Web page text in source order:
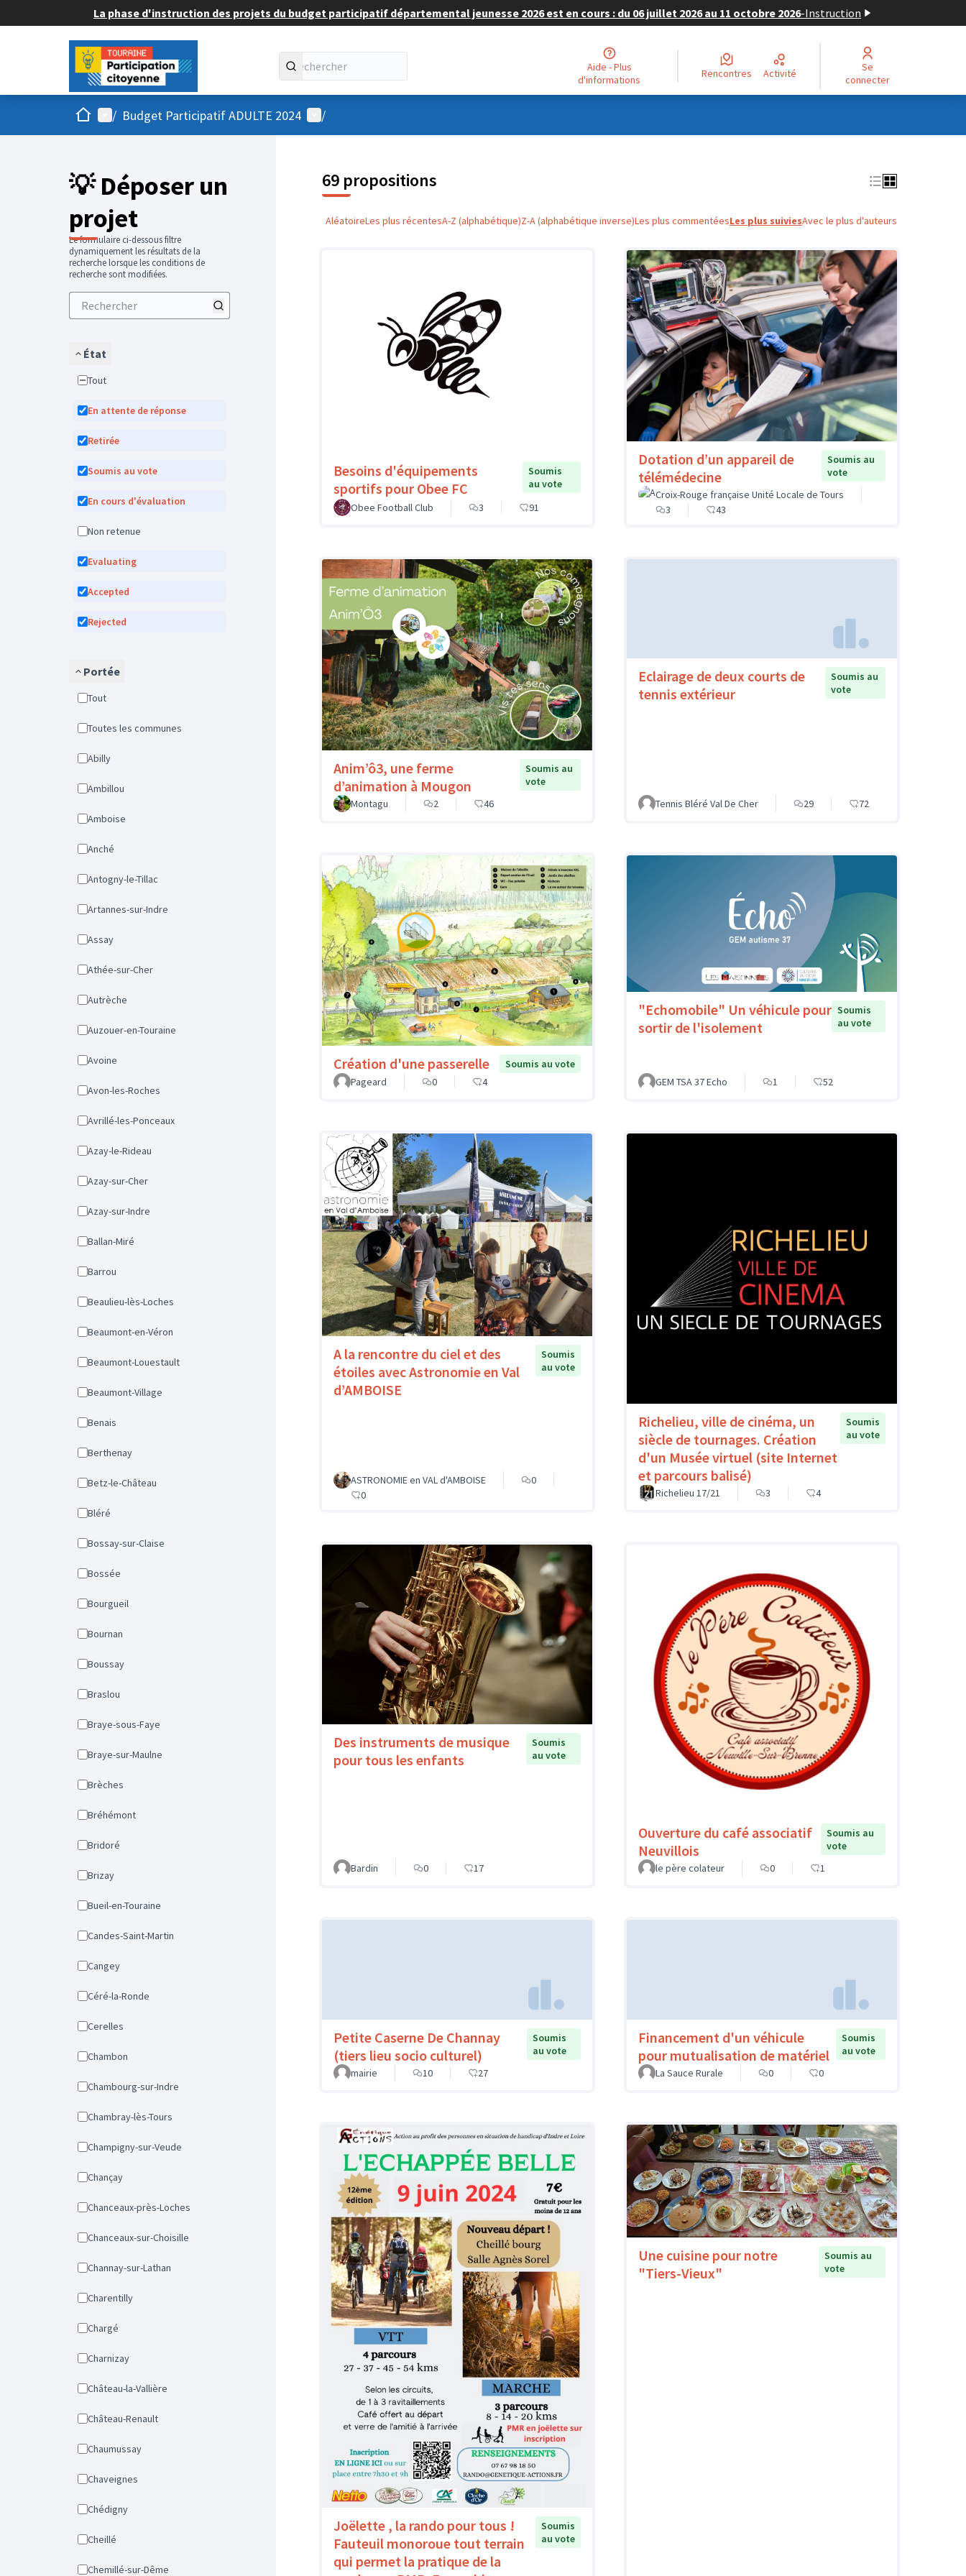
La phase d'instruction des projets du budget participatif départemental jeunesse 2026 est en cours : du 06 juillet 2026 au 11 octobre 2026-Instruction
Aide - Plus
d'informations
Rencontres Activité
Se
connecter
AccueilMenu principal
/ Budget Participatif ADULTE 2024 Menu utilisateur
/
💡 Déposer un
projet
Le formulaire ci-dessous filtre
dynamiquement les résultats de la
recherche lorsque les conditions de
recherche sont modifiées.
État
Tout
En attente de réponse
Retirée
Soumis au vote
En cours d'évaluation
Non retenue
Evaluating
Accepted
Rejected
Portée
Tout
Toutes les communes
Abilly
Ambillou
Amboise
Anché
Antogny-le-Tillac
Artannes-sur-Indre
Assay
Athée-sur-Cher
Autrèche
Auzouer-en-Touraine
Avoine
Avon-les-Roches
Avrillé-les-Ponceaux
Azay-le-Rideau
Azay-sur-Cher
Azay-sur-Indre
Ballan-Miré
Barrou
Beaulieu-lès-Loches
Beaumont-en-Véron
Beaumont-Louestault
Beaumont-Village
Benais
Berthenay
Betz-le-Château
Bléré
Bossay-sur-Claise
Bossée
Bourgueil
Bournan
Boussay
Braslou
Braye-sous-Faye
Braye-sur-Maulne
Brèches
Bréhémont
Bridoré
Brizay
Bueil-en-Touraine
Candes-Saint-Martin
Cangey
Céré-la-Ronde
Cerelles
Chambon
Chambourg-sur-Indre
Chambray-lès-Tours
Champigny-sur-Veude
Chançay
Chanceaux-près-Loches
Chanceaux-sur-Choisille
Channay-sur-Lathan
Charentilly
Chargé
Charnizay
Château-la-Vallière
Château-Renault
Chaumussay
Chaveignes
Chédigny
Cheillé
Chemillé-sur-Dême
69 propositions
AléatoireLes plus récentesA-Z (alphabétique)Z-A (alphabétique inverse)Les plus commentéesLes plus suiviesAvec le plus d'auteurs
Besoins d'équipements
sportifs pour Obee FC
Soumis
au vote
Obee Football Club
3 91
Dotation d’un appareil de
télémédecine
Soumis au
vote
Croix-Rouge française Unité Locale de Tours
3
43
Anim’ô3, une ferme
d’animation à Mougon
Soumis au
vote
Montagu
2 46
Eclairage de deux courts de
tennis extérieur
Soumis au
vote
Tennis Bléré Val De Cher 29 72
Création d'une passerelle
Soumis au vote
Pageard
0 4
"Echomobile" Un véhicule pour
sortir de l'isolement
Soumis
au vote
GEM TSA 37 Echo 1 52
A la rencontre du ciel et des
étoiles avec Astronomie en Val
d’AMBOISE
Soumis
au vote
ASTRONOMIE en VAL d'AMBOISE
0
0
Richelieu, ville de cinéma, un
siècle de tournages. Création
d'un Musée virtuel (site Internet
et parcours balisé)
Soumis
au vote
Richelieu 17/21 3 4
Des instruments de musique
pour tous les enfants
Soumis
au vote
Bardin 0 17
Ouverture du café associatif
Neuvillois
Soumis au
vote
le père colateur
0 1
Petite Caserne De Channay
(tiers lieu socio culturel)
Soumis
au vote
mairie
10 27
Financement d'un véhicule
pour mutualisation de matériel
Soumis
au vote
La Sauce Rurale
0 0
Joëlette , la rando pour tous !
Fauteuil monoroue tout terrain
qui permet la pratique de la
Soumis
au vote
Une cuisine pour notre
"Tiers-Vieux"
Soumis au
vote